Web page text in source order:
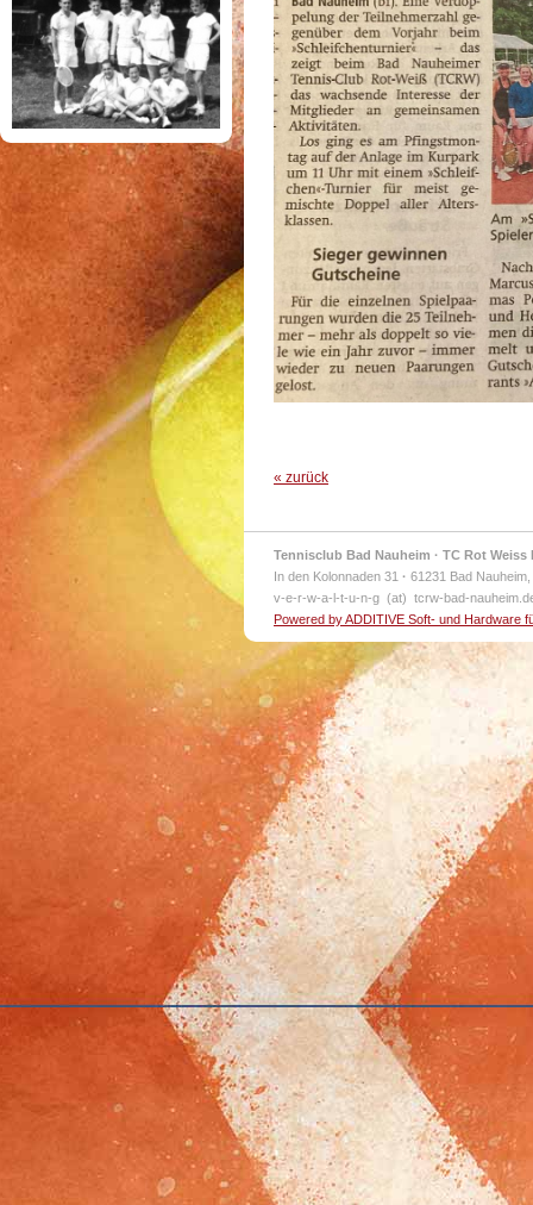
« zurück
Tennisclub Bad Nauheim · TC Rot Weiss
In den Kolonnaden 31 · 61231 Bad
v-e-r-w-a-l-t-u-n-g (at) tcrw-bad-
Powered by ADDITIVE Soft- und Hardware